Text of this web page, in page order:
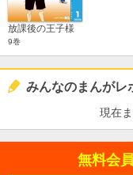
放課後の王子様
9巻
みんなのまんがレ
現在
無料会員